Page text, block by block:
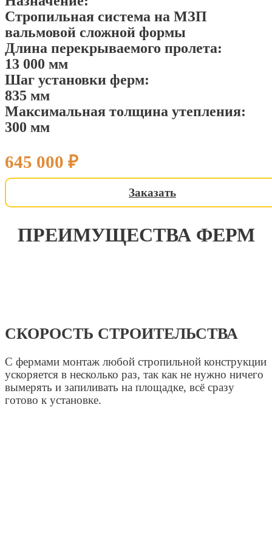
ФЕРМЫ ДЛЯ ДОМА 13 Х 13 М
Ф-250725
645 000₽
Стропильная система на МЗП
вальмовой сложной формы
Длина перекрываемого пролета:
13 000 мм
Шаг установки ферм:
835 мм
Максимальная толщина утепления:
300 мм
645 000 ₽
Заказать
ФЕРМЫ ДЛЯ ДОМА 13 Х 13 М
Ф-250725
645 000₽
ПРЕИМУЩЕСТВА ФЕРМ
СКОРОСТЬ СТРОИТЕЛЬСТВА
С фермами монтаж любой стропильной конструкции
ускоряется в несколько раз, так как не нужно ничего
вымерять и запиливать на площадке, всё сразу
готово к установке.
ФЕРМЫ ДЛЯ ДОМА 13 Х 13 М
Ф-250725
645 000₽